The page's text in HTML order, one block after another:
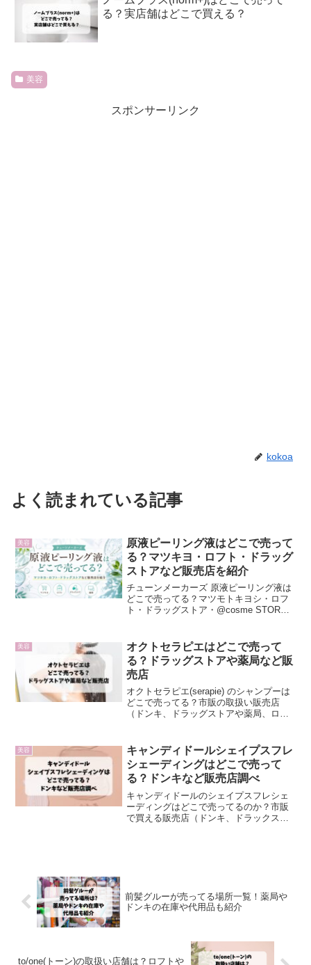
る？実店舗はどこで買える？
美容
スポンサーリンク
kokoa
よく読まれている記事
美容
原液ピーリング液はどこで売って
る？マツキヨ・ロフト・ドラッグ
ストアなど販売店を紹介
チューンメーカーズ 原液ピーリング液は
どこで売ってる？マツモトキヨシ・ロフ
ト・ドラッグストア・@cosme STORE
できるショップや売り場も紹介します。
美容
オクトセラピエはどこで売って
る？ドラッグストアや薬局など販
売店
オクトセラピエ(serapie) のシャンプーは
どこで売ってる？市販の取扱い販売店
（ドンキ、ドラッグストアや薬局、ロフ
美容
キャンディドールシェイプスフレ
シェーディングはどこで売って
る？ドンキなど販売店調べ
キャンディドールのシェイプスフレシェ
ーディングはどこで売ってるのか？市販
で買える販売店（ドンキ、ドラックスト
前髪グルーが売ってる場所一覧！薬局や
ドンキの在庫や代用品も紹介
to/one(トーン)の取扱い店舗は？ロフトや